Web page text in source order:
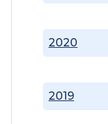
2019
2020